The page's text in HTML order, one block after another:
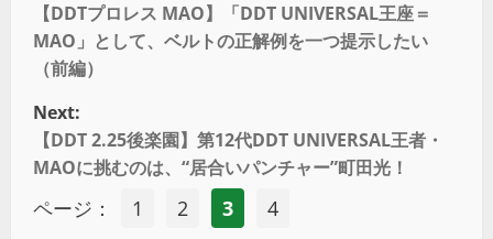
【DDTプロレス MAO】「DDT UNIVERSAL王座＝
MAO」として、ベルトの正解例を一つ提示したい
（前編）
Next:
【DDT 2.25後楽園】第12代DDT UNIVERSAL王者・
MAOに挑むのは、“居合いパンチャー”町田光！
ページ： 1 2 3 4